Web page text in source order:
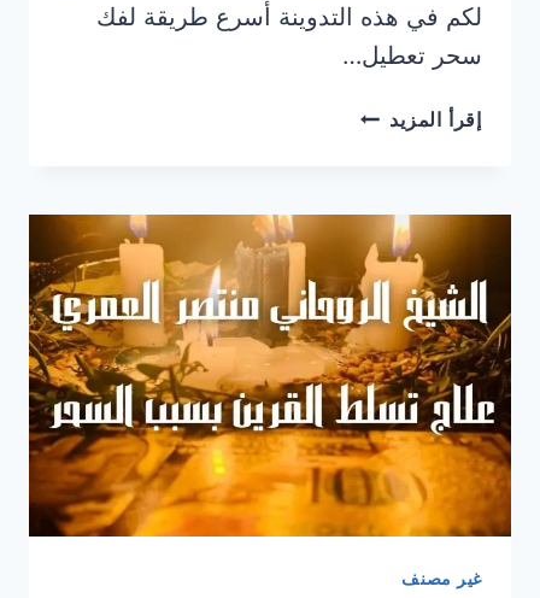
لكم في هذه التدوينة أسرع طريقة لفك
سحر تعطيل…
إقرأ المزيد اسرع
تعطيل
الزواج
طريقة
رقم
1
عالميا
غير مصنف